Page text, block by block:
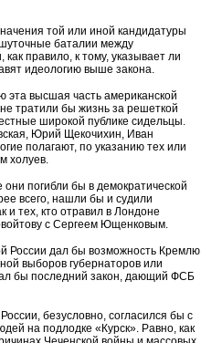
той или иной кандидатуры
баталии между
правило, к тому, указывает ли
идеологию выше закона.
эта высшая часть американской
тратили бы жизнь за решеткой
широкой публике сидельцы.
Юрий Щекочихин, Иван
полагают, по указанию тех или
холуев.
погибли бы в демократической
всего, нашли бы и судили
тех, кто отравил в Лондоне
с Сергеем Ющенковым.
России дал бы возможность Кремлю
выборов губернаторов или
бы последний закон, дающий ФСБ
безусловно, согласился бы с
на подлодке «Курск». Равно, как